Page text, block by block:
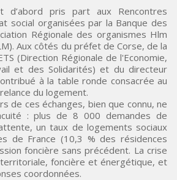
social organisées par la Banque des
Régionale des organismes Hlm
Aux côtés du préfet de Corse, de la
(Direction Régionale de l'Economie,
et des Solidarités) et du directeur
à la table ronde consacrée au
du logement.
de ces échanges, bien que connu, ne
: plus de 8 000 demandes de
un taux de logements sociaux
de France (10,3 % des résidences
foncière sans précédent. La crise
foncière et énergétique, et
coordonnées.